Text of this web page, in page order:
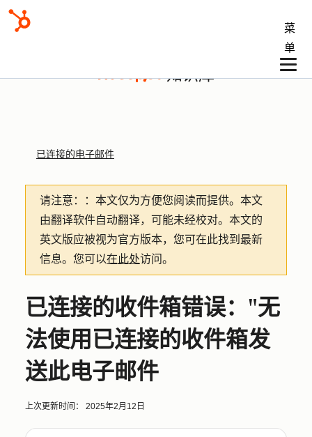
菜
单
知识库
已连接的电子邮件
请注意： ：本文仅为方便您阅读而提供。 本文
由翻译软件自动翻译，可能未经校对。本文的
英文版应被视为官方版本，您可在此找到最新
信息。您可以在此处访问。
已连接的收件箱错误："无
法使用已连接的收件箱发
送此电子邮件
上次更新时间： 2025年2月12日